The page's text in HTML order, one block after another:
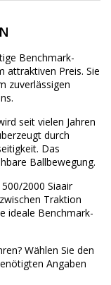
Benchmark-
attraktiven Preis. Sie
zuverlässigen
seit vielen Jahren
durch
Das
Ballbewegung.
2000 Siaair
Traktion
ideale Benchmark-
Wählen Sie den
Angaben